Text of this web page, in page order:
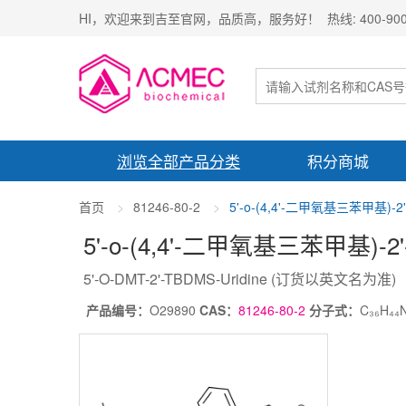
HI，欢迎来到吉至官网，品质高，服务好！ 热线: 400-
浏览全部产品分类 积分商城
首页 81246-80-2 5'-o-(4,4'-二甲氧基三苯甲基)-
5'-o-(4,4'-二甲氧基三苯甲基)-
5'-O-DMT-2'-TBDMS-Uridine (订货以英文名为准)
产品编号： O29890 CAS： 81246-80-2 分子式：